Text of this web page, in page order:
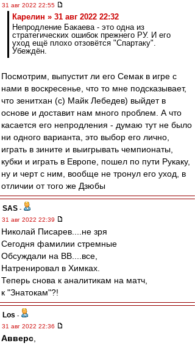
31 авг 2022 22:55
Карелин » 31 авг 2022 22:32
Непродление Бакаева - это одна из
стратегических ошибок прежнего РУ. И его
уход ещё плохо отзовётся "Спартаку".
Убеждён.
Посмотрим, выпустит ли его Семак в игре с
нами в воскресенье, что то мне подсказывает,
что зенитхан (с) Майк Лебедев) выйдет в
основе и доставит нам много проблем. А что
касается его непродления - думаю тут не было
ни одного варианта, это выбор его лично,
играть в зините и выигрывать чемпионаты,
кубки и играть в Европе, пошел по пути Рукаку,
ну и черт с ним, вообще не тронул его уход, в
отличии от того же Дзюбы
SAS -
31 авг 2022 22:39
Николай Писарев....не зря
Сегодня фамилии стремные
Обсуждали на ВВ....все,
Натренировал в Химках.
Теперь снова к аналитикам на матч,
к "Знатокам"?!
Los -
31 авг 2022 22:36
Авверс